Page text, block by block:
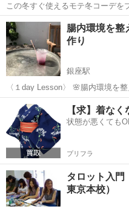
この冬すぐ使えるモテ冬コーデを
よるパーソナルショッピング体験をご提供！！
BESTA http://
東京 中央区 銀座駅 そ
腸内環境を整
作り
銀座駅
〈１day Lesson〉 🌸腸内環境を整えると心も体もキラキラ🌸 emireの
教室では 32種類の以上のミネラ
た農薬や有機物質を しっかり低
東京 銀座駅 そ
【求】着な
状態が悪くても
プリフラ
タロット入
東京本校）